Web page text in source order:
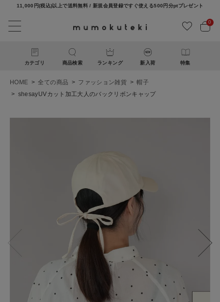
11,000円(税込)以上で送料無料 / 新規会員登録ですぐ使える500円分ptプレゼント
0
カテゴリ 商品検索 ランキング 新入荷 特集
新規会員登録
shesay
HOME 全ての商品 ファッション雑貨
帽子
shesayUVカット加工大人のバックリボンキャップ